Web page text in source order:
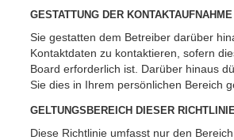
GESTATTUNG DER KONTAKTAUFNAHME
Sie gestatten dem Betreiber darüber
Kontaktdaten zu kontaktieren, sofern
Board erforderlich ist. Darüber hinaus
Sie dies in Ihrem persönlichen Bereich
GELTUNGSBEREICH DIESER RICHTLINIE
Diese Richtlinie umfasst nur den